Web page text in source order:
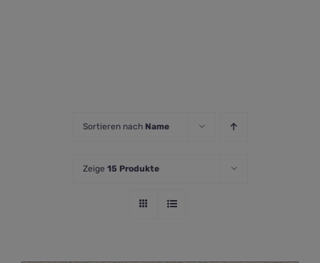
Sortieren nach Name
Zeige 15 Produkte